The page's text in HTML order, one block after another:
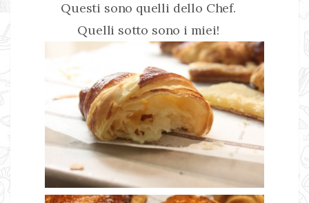
Questi sono quelli dello Chef.
Quelli sotto sono i miei!